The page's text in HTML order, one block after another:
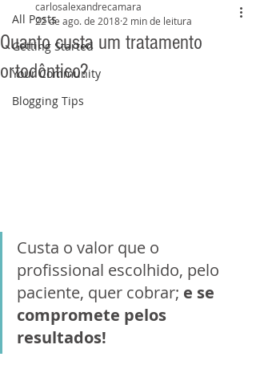
All Posts
Getting Started
Your Community
Blogging Tips
Quanto custa um tratamento
ortodôntico?
carlosalexandrecamara
22 de ago. de 2018 2 min de leitura
Custa o valor que o
profissional escolhido, pelo
paciente, quer cobrar; e se
compromete pelos
resultados!